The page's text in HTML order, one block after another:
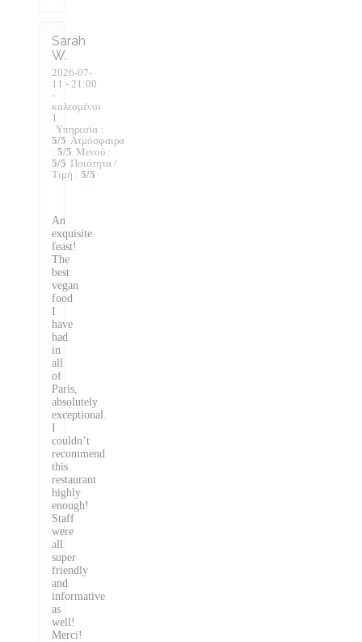
Sarah
W
2026-07-
11 - 21:00
-
καλεσμένοι
1
Υπηρεσία :
5/5 Ατμόσφαιρα
: 5/5 Μενού :
5/5 Ποιότητα /
Τιμή : 5/5
An
exquisite
feast!
The
best
vegan
food
I
have
had
in
all
of
Paris,
absolutely
exceptional.
I
couldn’t
recommend
this
restaurant
highly
enough!
Staff
were
all
super
friendly
and
informative
as
well!
Merci!